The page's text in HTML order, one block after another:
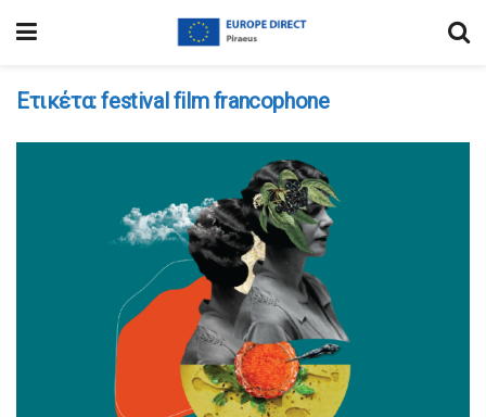
Ετικέτα:festival film francophone